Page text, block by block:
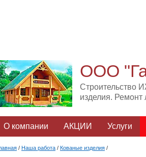
ООО
Строительство
изделия.
О компании АКЦИИ Услуги
/ Наша работа / Кованые изделия /